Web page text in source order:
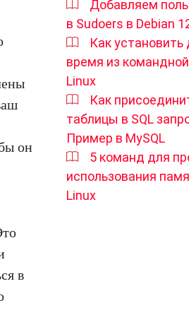
он
в
Добавляем
в Sudoers в Debian
Как установить
время из
Linux
Как
таблицы в SQL
Пример в MySQL
5 команд для
использования
Linux